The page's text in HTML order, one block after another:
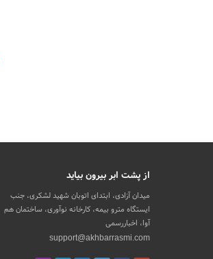
از پشت ابر بیرون بیاید
میدان آزادی، ابتدای اتوبان شهید لشکری، جنب
ایستگاه مترو بیمه، کارخانه نوآوری، ساختمان هم
آوا، اخباررسمی
support@akhbarrasmi.com